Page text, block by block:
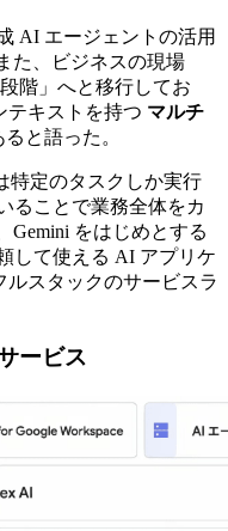
AI エージェントの活用
た、ビジネスの現場
階」へと移行してお
テキストを持つ マルチ
ると語った。
特定のタスクしか実行
ることで業務全体をカ
Gemini をはじめとする
して使える AI アプリケ
スタックのサービスラ
ービス